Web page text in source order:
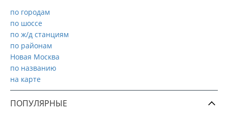
по городам
по шоссе
по ж/д станциям
по районам
Новая Москва
по названию
на карте
ПОПУЛЯРНЫЕ